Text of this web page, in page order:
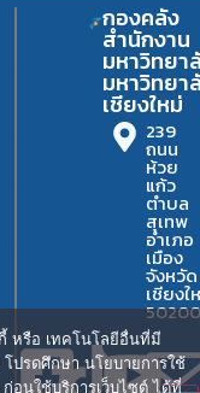
กองคลัง
สำนักงาน
มหาวิทยา
มหาวิทยา
เชียงใหม่
239
ถนน
ห้วย
แก้ว
ตำบล
สุเทพ
อำเภอ
เมือง
จังหวัด
เชียงใ
50200
หรือ เทคโนโลยีอื่นที่มี
ปรดศึกษา นโยบายการใช้
อนใช้บริการเว็บไซต์ ได้ที่